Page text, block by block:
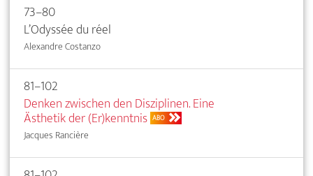
73–80
L’Odyssée du réel
Alexandre Costanzo
81–102
Denken zwischen den Disziplinen. Eine
Ästhetik der (Er)kenntnis ABO
Jacques Rancière